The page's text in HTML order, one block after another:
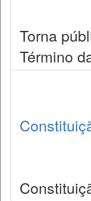
Torna
Término